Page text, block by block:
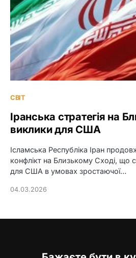
СВІТ
Іранська стратегія на
виклики для США
Ісламська Республіка Іран
конфлікт на Близькому Сході, що
для США в умовах зростаючої…
04.03.2026